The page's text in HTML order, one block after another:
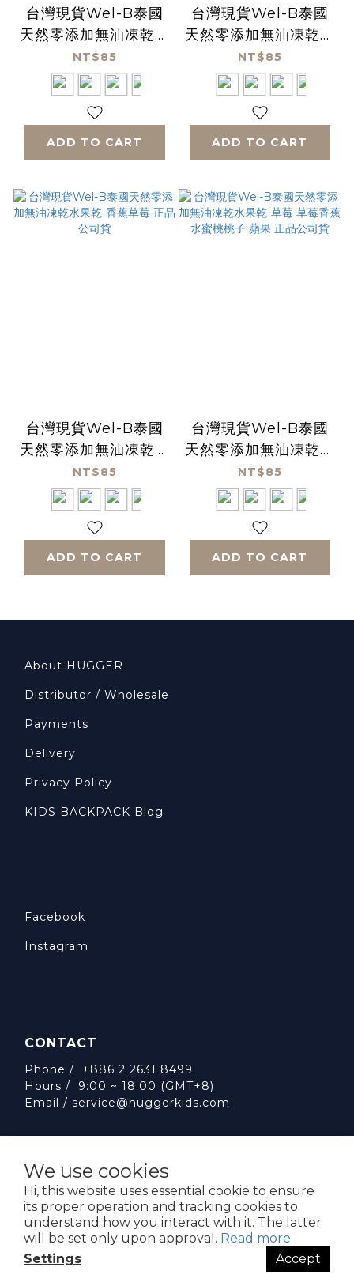
We use cookies
Hi, this website uses essential cookie to ensure
its proper operation and tracking cookies to
understand how you interact with it. The latter
will be set only upon approval. Read more
Settings
Accept
台灣現貨Wel-B泰國
天然零添加無油凍乾水
果乾-蘋果 正品公司貨
NT$85
ADD TO CART
台灣現貨Wel-B泰國
天然零添加無油凍乾水
果乾-草莓 正品公司貨
NT$85
ADD TO CART
台灣現貨Wel-B泰國
天然零添加無油凍乾水
果乾-香蕉草莓 正品公
司貨
NT$85
ADD TO CART
台灣現貨Wel-B泰國
天然零添加無油凍乾水
果乾-草莓 草莓香蕉
水蜜桃桃子 蘋果 正品
公司貨
NT$85
ADD TO CART
About HUGGER
Distributor / Wholesale
Payments
Delivery
Privacy Policy
KIDS BACKPACK Blog
Facebook
Instagram
CONTACT
Phone / +886 2 2631 8499
Hours / 9:00 ~ 18:00 (GMT+8)
Email / service@huggerkids.com
威斯邁國際有限公司 統一編號:53563252
台北市內湖區民權東路六段310號5樓